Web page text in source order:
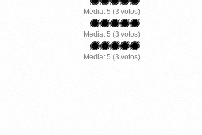
Media: 5 (3 votos)
Media: 5 (3 votos)
Media: 5 (3 votos)